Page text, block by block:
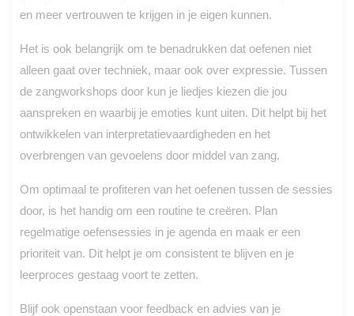
en meer vertrouwen te krijgen in je eigen kunnen.
Het is ook belangrijk om te benadrukken dat oefenen niet
alleen gaat over techniek, maar ook over expressie. Tussen
de zangworkshops door kun je liedjes kiezen die jou
aanspreken en waarbij je emoties kunt uiten. Dit helpt bij het
ontwikkelen van interpretatievaardigheden en het
overbrengen van gevoelens door middel van zang.
Om optimaal te profiteren van het oefenen tussen de sessies
door, is het handig om een routine te creëren. Plan
regelmatige oefensessies in je agenda en maak er een
prioriteit van. Dit helpt je om consistent te blijven en je
leerproces gestaag voort te zetten.
Blijf ook openstaan voor feedback en advies van je